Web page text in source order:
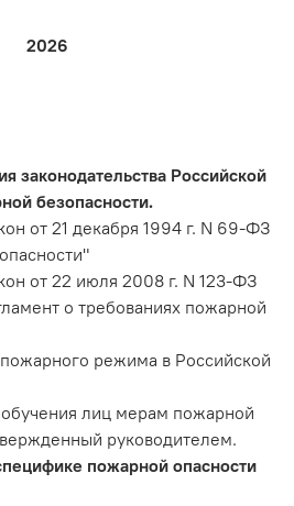
2026
законодательства Российской
безопасности.
от 21 декабря 1994 г. N 69-ФЗ
от 22 июля 2008 г. N 123-ФЗ
о требованиях пожарной
режима в Российской
лиц мерам пожарной
руководителем.
пожарной опасности